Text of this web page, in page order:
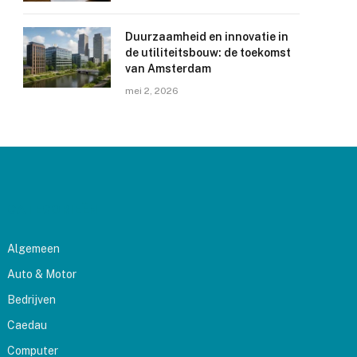
Duurzaamheid en innovatie in
de utiliteitsbouw: de toekomst
van Amsterdam
mei 2, 2026
Algemeen
Auto & Motor
Bedrijven
Caedau
Computer